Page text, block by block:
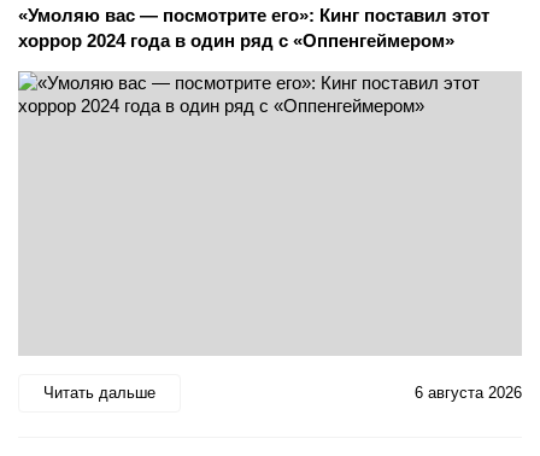
«Умоляю вас — посмотрите его»: Кинг поставил этот
хоррор 2024 года в один ряд с «Оппенгеймером»
Читать дальше 6 августа 2026